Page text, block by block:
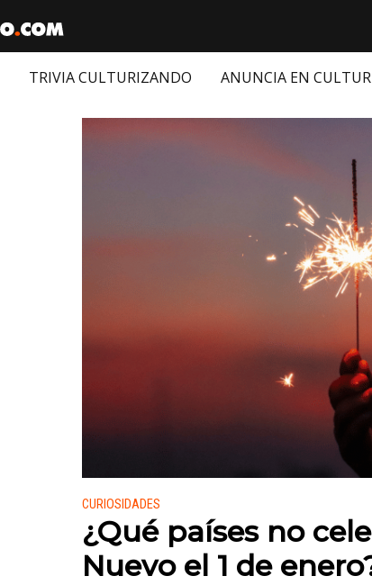
TRIVIA CULTURIZANDO ANUNCIA EN
Publicado en:
CURIOSIDADES
¿Qué países no
Nuevo el 1 de